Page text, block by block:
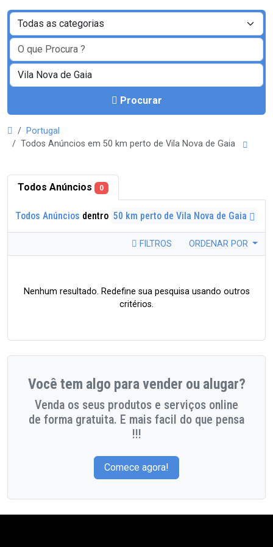
Procurar
Portugal
Todos Anúncios em 50 km perto de Vila Nova de Gaia
Todos Anúncios 0
Todos Anúncios dentro 50 km perto de Vila Nova de Gaia
FILTROS ORDENAR POR
Nenhum resultado. Redefine sua pesquisa usando outros
critérios.
Você tem algo para vender ou alugar?
Venda os seus produtos e serviços online
de forma gratuita. E mais facil do que pensa
!!!
Comece agora!